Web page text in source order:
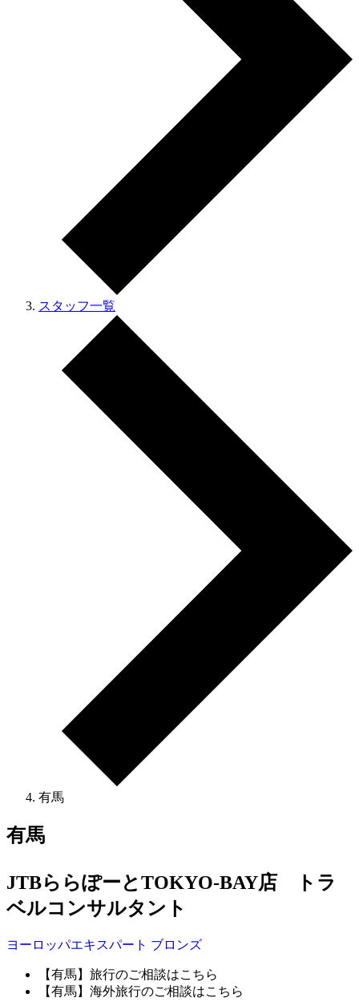
スタッフ一覧
有馬
有馬
JTBららぽーとTOKYO-BAY店 トラ
ベルコンサルタント
ヨーロッパエキスパート ブロンズ
【有馬】旅行のご相談はこちら
【有馬】海外旅行のご相談はこちら